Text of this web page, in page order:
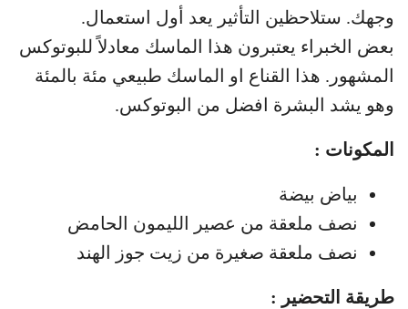
وجهك. ستلاحظين التأثير يعد أول استعمال.
بعض الخبراء يعتبرون هذا الماسك معادلاً للبوتوكس
المشهور. هذا القناع او الماسك طبيعي مئة بالمئة
وهو يشد البشرة افضل من البوتوكس.
المكونات :
بياض بيضة
نصف ملعقة من عصير الليمون الحامض
نصف ملعقة صغيرة من زيت جوز الهند
طريقة التحضير :